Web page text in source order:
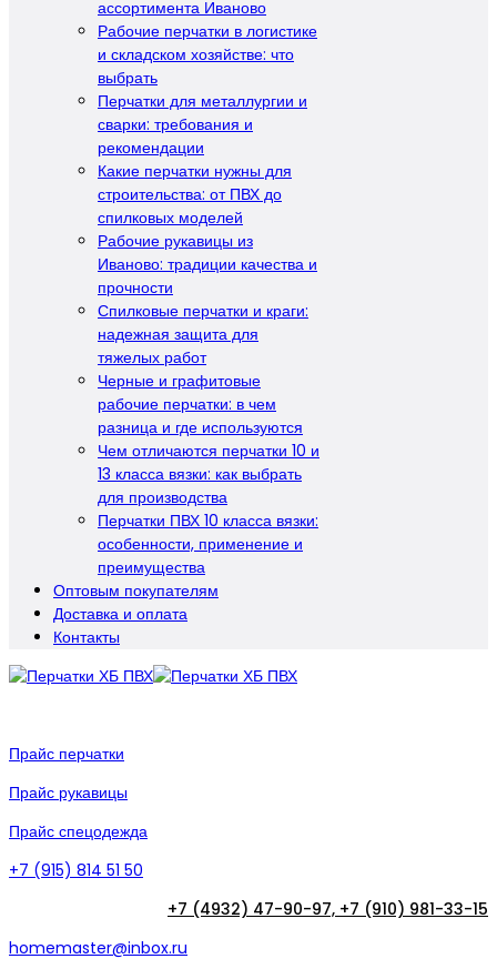
ассортимента Иваново
Рабочие перчатки в логистике
и складском хозяйстве: что
выбрать
Перчатки для металлургии и
сварки: требования и
рекомендации
Какие перчатки нужны для
строительства: от ПВХ до
спилковых моделей
Рабочие рукавицы из
Иваново: традиции качества и
прочности
Спилковые перчатки и краги:
надежная защита для
тяжелых работ
Черные и графитовые
рабочие перчатки: в чем
разница и где используются
Чем отличаются перчатки 10 и
13 класса вязки: как выбрать
для производства
Перчатки ПВХ 10 класса вязки:
особенности, применение и
преимущества
Оптовым покупателям
Доставка и оплата
Контакты
Прайс перчатки
Прайс рукавицы
Прайс спецодежда
+7 (915) 814 51 50
+7 (4932) 47-90-97, +7 (910) 981-33-15
homemaster@inbox.ru